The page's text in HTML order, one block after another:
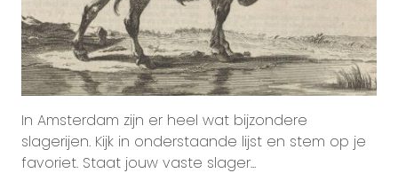
In Amsterdam zijn er heel wat bijzondere
slagerijen. Kijk in onderstaande lijst en stem op je
favoriet. Staat jouw vaste slager...